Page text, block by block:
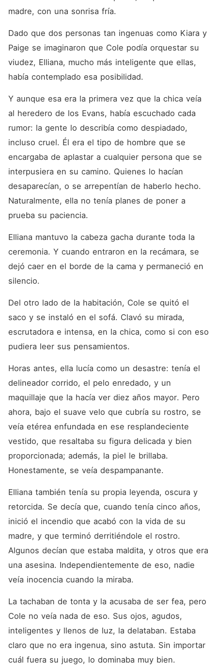
madre, con una sonrisa fría.
Dado que dos personas tan ingenuas como Kiara y
Paige se imaginaron que Cole podía orquestar su
viudez, Elliana, mucho más inteligente que ellas,
había contemplado esa posibilidad.
Y aunque esa era la primera vez que la chica veía
al heredero de los Evans, había escuchado cada
rumor: la gente lo describía como despiadado,
incluso cruel. Él era el tipo de hombre que se
encargaba de aplastar a cualquier persona que se
interpusiera en su camino. Quienes lo hacían
desaparecían, o se arrepentían de haberlo hecho.
Naturalmente, ella no tenía planes de poner a
prueba su paciencia.
Elliana mantuvo la cabeza gacha durante toda la
ceremonia. Y cuando entraron en la recámara, se
dejó caer en el borde de la cama y permaneció en
silencio.
Del otro lado de la habitación, Cole se quitó el
saco y se instaló en el sofá. Clavó su mirada,
escrutadora e intensa, en la chica, como si con eso
pudiera leer sus pensamientos.
Horas antes, ella lucía como un desastre: tenía el
delineador corrido, el pelo enredado, y un
maquillaje que la hacía ver diez años mayor. Pero
ahora, bajo el suave velo que cubría su rostro, se
veía etérea enfundada en ese resplandeciente
vestido, que resaltaba su figura delicada y bien
proporcionada; además, la piel le brillaba.
Honestamente, se veía despampanante.
Elliana también tenía su propia leyenda, oscura y
retorcida. Se decía que, cuando tenía cinco años,
inició el incendio que acabó con la vida de su
madre, y que terminó derritiéndole el rostro.
Algunos decían que estaba maldita, y otros que era
una asesina. Independientemente de eso, nadie
veía inocencia cuando la miraba.
La tachaban de tonta y la acusaba de ser fea, pero
Cole no veía nada de eso. Sus ojos, agudos,
inteligentes y llenos de luz, la delataban. Estaba
claro que no era ingenua, sino astuta. Sin importar
cuál fuera su juego, lo dominaba muy bien.